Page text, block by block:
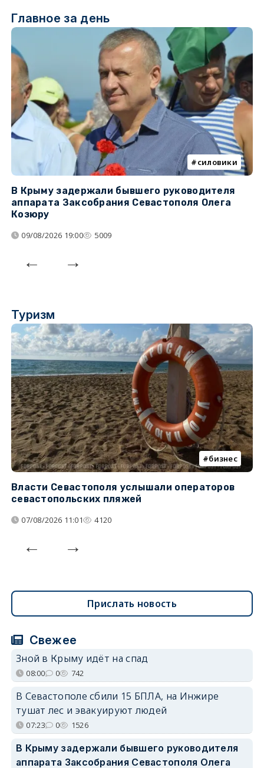
Главное за день
силовики
В Крыму задержали бывшего руководителя
аппарата Заксобрания Севастополя Олега
Козюру
09/08/2026 19:00 5009
Туризм
бизнес
Власти Севастополя услышали операторов
севастопольских пляжей
07/08/2026 11:01 4120
Прислать новость
Свежее
Зной в Крыму идёт на спад
08:00 0 742
В Севастополе сбили 15 БПЛА, на Инжире
тушат лес и эвакуируют людей
07:23 0 1526
В Крыму задержали бывшего руководителя
аппарата Заксобрания Севастополя Олега